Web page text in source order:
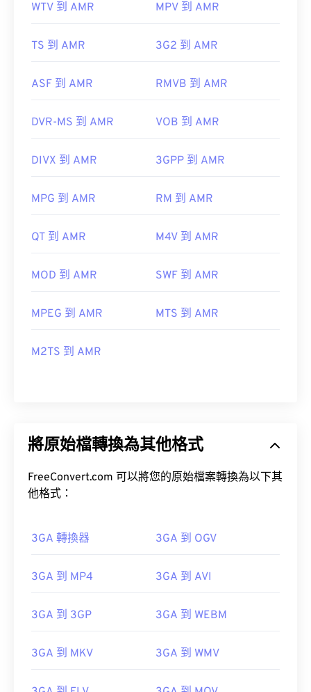
WTV 到 AMR MPV 到 AMR
TS 到 AMR 3G2 到 AMR
ASF 到 AMR RMVB 到 AMR
DVR-MS 到 AMR VOB 到 AMR
DIVX 到 AMR 3GPP 到 AMR
MPG 到 AMR RM 到 AMR
QT 到 AMR M4V 到 AMR
MOD 到 AMR SWF 到 AMR
MPEG 到 AMR MTS 到 AMR
M2TS 到 AMR
將原始檔轉換為其他格式
FreeConvert.com 可以將您的原始檔案轉換為以下其
他格式：
3GA 轉換器 3GA 到 OGV
3GA 到 MP4 3GA 到 AVI
3GA 到 3GP 3GA 到 WEBM
3GA 到 MKV 3GA 到 WMV